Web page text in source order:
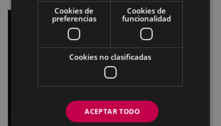
Cookies de
preferencias
Cookies de
funcionalidad
Cookies no clasificadas
ACEPTAR TODO